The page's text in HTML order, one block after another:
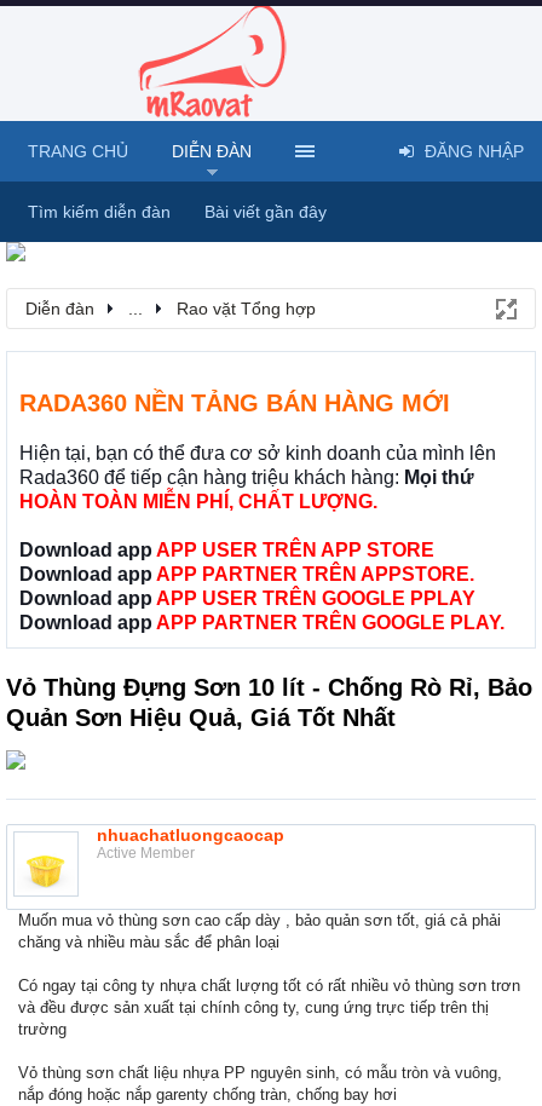
Diễn đàn Rao vặt Tổng hợp
RADA360 NỀN TẢNG BÁN HÀNG MỚI
Hiện tại, bạn có thể đưa cơ sở kinh doanh của mình lên
Rada360 để tiếp cận hàng triệu khách hàng: Mọi thứ
HOÀN TOÀN MIỄN PHÍ, CHẤT LƯỢNG.
Download app APP USER TRÊN APP STORE
Download app APP PARTNER TRÊN APPSTORE.
Download app APP USER TRÊN GOOGLE PPLAY
Download app APP PARTNER TRÊN GOOGLE PLAY.
Vỏ Thùng Đựng Sơn 10 lít - Chống Rò Rỉ, Bảo
Quản Sơn Hiệu Quả, Giá Tốt Nhất
nhuachatluongcaocap
Active Member
Muốn mua vỏ thùng sơn cao cấp dày , bảo quản sơn tốt, giá cả phải
chăng và nhiều màu sắc để phân loại
Có ngay tại công ty nhựa chất lượng tốt có rất nhiều vỏ thùng sơn trơn
và đều được sản xuất tại chính công ty, cung ứng trực tiếp trên thị
trường
Vỏ thùng sơn chất liệu nhựa PP nguyên sinh, có mẫu tròn và vuông,
nắp đóng hoặc nắp garenty chống tràn, chống bay hơi
TRANG CHỦ DIỄN ĐÀN
Tìm kiếm diễn đàn Bài viết gần đây
ĐĂNG NHẬP